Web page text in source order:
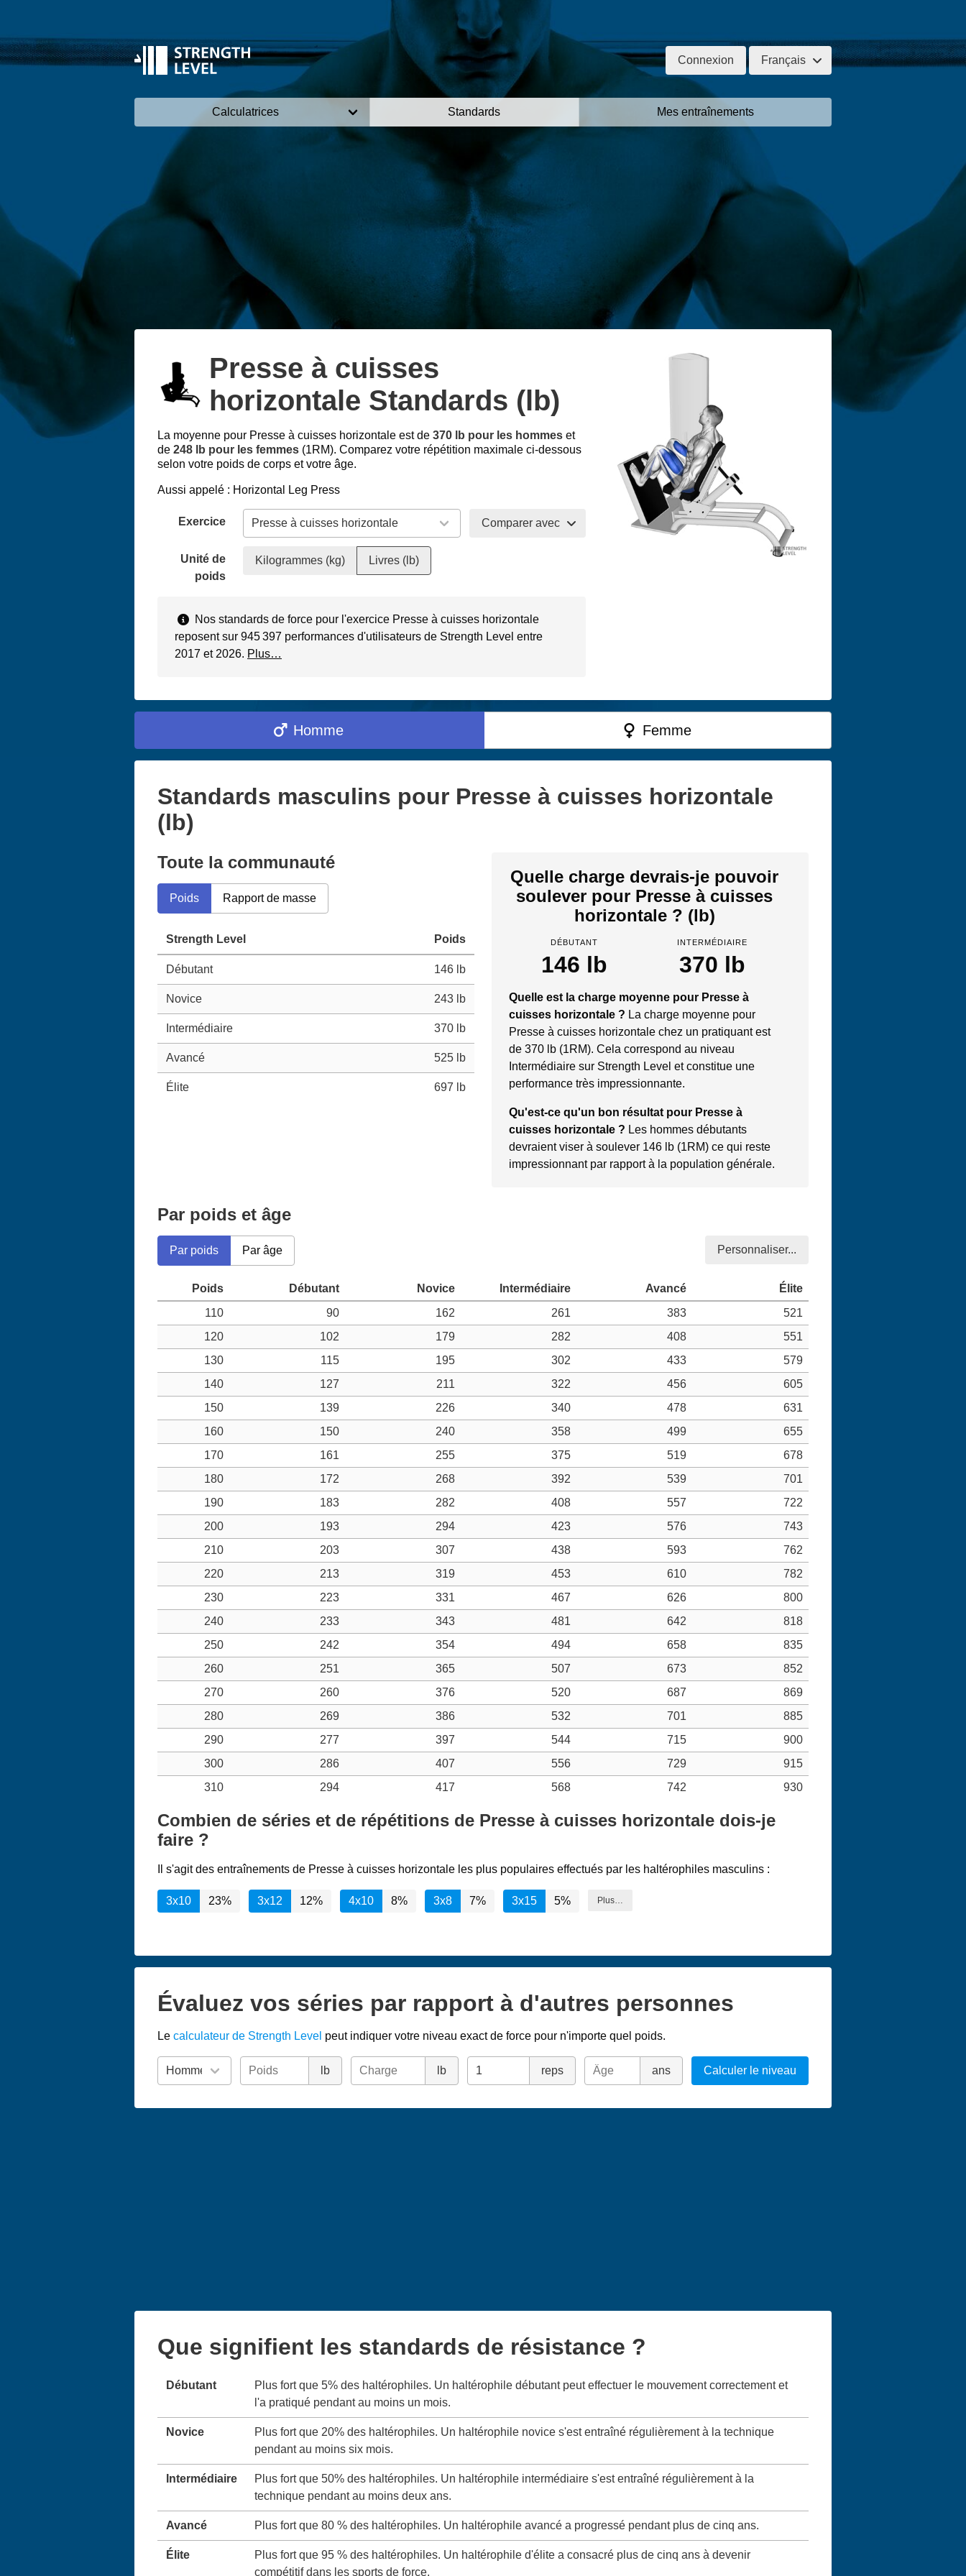
Connexion Français
Calculatrices Standards Mes entraînements
Presse à cuisses
horizontale Standards (lb)
La moyenne pour Presse à cuisses horizontale est de 370 lb pour les hommes et
de 248 lb pour les femmes (1RM). Comparez votre répétition maximale ci-dessous
selon votre poids de corps et votre âge.
Aussi appelé : Horizontal Leg Press
Exercice Comparer avec
Unité de
poids
Kilogrammes (kg) Livres (lb)
Nos standards de force pour l'exercice Presse à cuisses horizontale
reposent sur 945 397 performances d'utilisateurs de Strength Level entre
2017 et 2026. Plus…
Homme Femme
Standards masculins pour Presse à cuisses horizontale
(lb)
Toute la communauté
Poids Rapport de masse
Strength Level Poids
Débutant 146 lb
Novice 243 lb
Intermédiaire 370 lb
Avancé 525 lb
Élite 697 lb
Quelle charge devrais-je pouvoir
soulever pour Presse à cuisses
horizontale ? (lb)
DÉBUTANT
146 lb
INTERMÉDIAIRE
370 lb
Quelle est la charge moyenne pour Presse à
cuisses horizontale ? La charge moyenne pour
Presse à cuisses horizontale chez un pratiquant est
de 370 lb (1RM). Cela correspond au niveau
Intermédiaire sur Strength Level et constitue une
performance très impressionnante.
Qu'est-ce qu'un bon résultat pour Presse à
cuisses horizontale ? Les hommes débutants
devraient viser à soulever 146 lb (1RM) ce qui reste
impressionnant par rapport à la population générale.
Par poids et âge
Par poids Par âge Personnaliser...
110 90 162 261 383
521
120
102 179 282 408
551
130
115 195 302 433
579
140
127 211 322 456
605
150
139 226 340 478
631
160
150 240 358 499
655
170
161 255 375 519
678
180
172 268 392 539
701
190
183 282 408 557
722
200
193 294 423 576
743
210
203 307 438 593
762
220
213 319 453 610
782
230
223 331 467 626
800
240
233 343 481 642
818
250
242 354 494 658
835
260
251 365 507 673
852
270
260 376 520 687
869
280
269 386 532 701
885
290
277 397 544 715
900
300
286 407 556 729
915
310
294 417 568 742 930
Combien de séries et de répétitions de Presse à cuisses horizontale dois-je
faire ?
Il s'agit des entraînements de Presse à cuisses horizontale les plus populaires effectués par les haltérophiles masculins :
3x10 23% 3x12 12% 4x10 8% 3x8 7% 3x15 5% Plus…
Évaluez vos séries par rapport à d'autres personnes
Le calculateur de Strength Level peut indiquer votre niveau exact de force pour n'importe quel poids.
lb lb reps ans Calculer le niveau
Que signifient les standards de résistance ?
Débutant
Plus fort que 5% des haltérophiles. Un haltérophile débutant peut effectuer le mouvement correctement et
l'a pratiqué pendant au moins un mois.
Novice
Plus fort que 20% des haltérophiles. Un haltérophile novice s'est entraîné régulièrement à la technique
pendant au moins six mois.
Intermédiaire
Plus fort que 50% des haltérophiles. Un haltérophile intermédiaire s'est entraîné régulièrement à la
technique pendant au moins deux ans.
Avancé Plus fort que 80 % des haltérophiles. Un haltérophile avancé a progressé pendant plus de cinq ans.
Élite
Plus fort que 95 % des haltérophiles. Un haltérophile d'élite a consacré plus de cinq ans à devenir
compétitif dans les sports de force.